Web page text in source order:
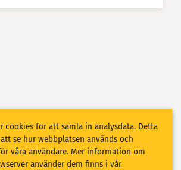
cookies för att samla in analysdata. Detta
se hur webbplatsen används och
våra användare. Mer information om
använder dem finns i vår